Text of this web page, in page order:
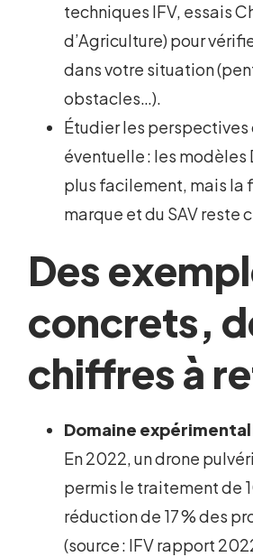
techniques IFV, essais
d’Agriculture) pour
dans votre situation
obstacles…).
Étudier les perspectives
éventuelle : les modèles
plus facilement, mais la
marque et du SAV reste
Des
concrets,
chiffres à
Domaine expérimental
En 2022, un drone
permis le traitement de
réduction de 17 % des
(source : IFV rapport